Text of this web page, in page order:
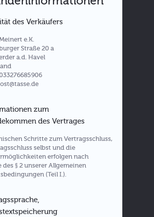
des Verkäufers
e.K.
Straße 20 a
a.d. Havel
zum
des Vertrages
Schritte zum Vertragsschluss,
selbst und die
erfolgen nach
des § 2 unserer Allgemeinen
(Teil I.).